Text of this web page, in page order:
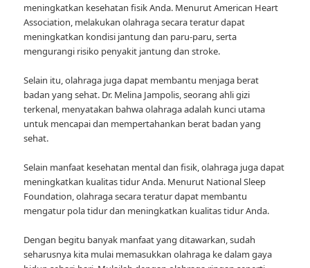
meningkatkan kesehatan fisik Anda. Menurut American Heart
Association, melakukan olahraga secara teratur dapat
meningkatkan kondisi jantung dan paru-paru, serta
mengurangi risiko penyakit jantung dan stroke.
Selain itu, olahraga juga dapat membantu menjaga berat
badan yang sehat. Dr. Melina Jampolis, seorang ahli gizi
terkenal, menyatakan bahwa olahraga adalah kunci utama
untuk mencapai dan mempertahankan berat badan yang
sehat.
Selain manfaat kesehatan mental dan fisik, olahraga juga dapat
meningkatkan kualitas tidur Anda. Menurut National Sleep
Foundation, olahraga secara teratur dapat membantu
mengatur pola tidur dan meningkatkan kualitas tidur Anda.
Dengan begitu banyak manfaat yang ditawarkan, sudah
seharusnya kita mulai memasukkan olahraga ke dalam gaya